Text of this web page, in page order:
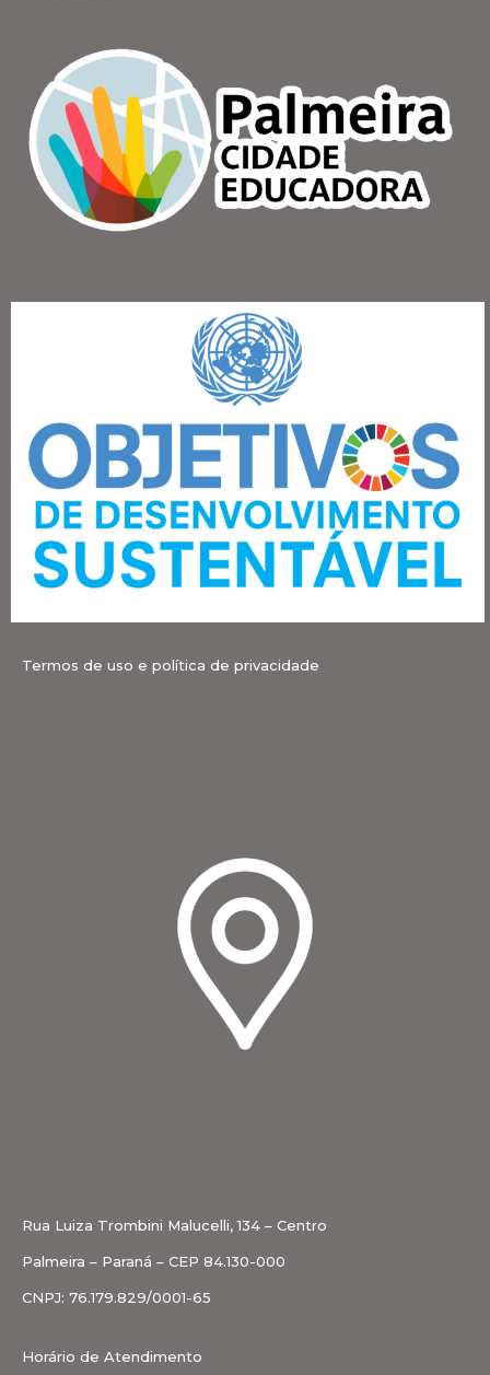
Termos de uso e política de privacidade
Rua Luiza Trombini Malucelli, 134 – Centro
Palmeira – Paraná – CEP 84.130-000
CNPJ: 76.179.829/0001-65
Horário de Atendimento